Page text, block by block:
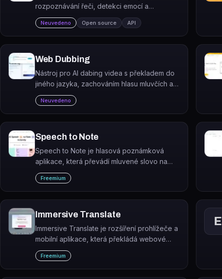
rozpoznávání řeči, detekci emocí a
zvukových událostí, určený vývojářům
hlasových aplikací s LLM.
Neuvedeno Open source API
Web Dubbing
Nástroj pro AI dabing videa s překladem do
jiného jazyka, zachováním hlasu mluvčích a
synchronizací pohybu rtů.
Neuvedeno
Speech to Note
Speech to Note je hlasová poznámková
aplikace, která převádí mluvené slovo na
text a organizuje záznamy na webu, Macu,
iOS i Androidu.
Freemium
Immersive Translate
Immersive Translate je rozšíření prohlížeče a
mobilní aplikace, která překládá webové
stránky, PDF, e-knihy, video titulky a obrázky
do bilingvního zobrazení pomocí více než 20
AI překladových enginů.
Freemium
E